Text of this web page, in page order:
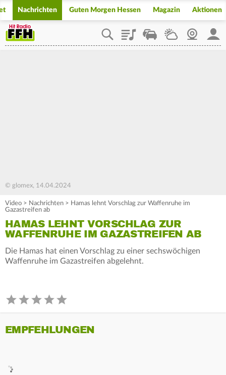
Nachrichten Guten Morgen Hessen Magazin Aktionen
PlaylistStaupilotWetterWebcam
© glomex, 14.04.2024
Video > Nachrichten > Hamas lehnt Vorschlag zur Waffenruhe im
Gazastreifen ab
HAMAS LEHNT VORSCHLAG ZUR
WAFFENRUHE IM GAZASTREIFEN AB
Die Hamas hat einen Vorschlag zu einer sechswöchigen
Waffenruhe im Gazastreifen abgelehnt.
EMPFEHLUNGEN